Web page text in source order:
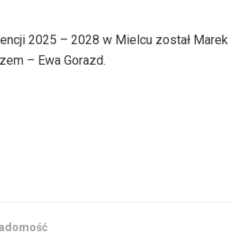
2025 – 2028 w Mielcu został Marek
– Ewa Gorazd.